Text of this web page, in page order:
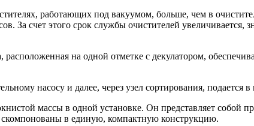
работающих под вакуумом, больше, чем в
За счет этого срок службы очистителей увеличивается,
расположенная на одной отметке с декулатором,
насосу и далее, через узел сортирования,
массы в одной установке. Он представляет собой
в единую, компактную конструкцию.